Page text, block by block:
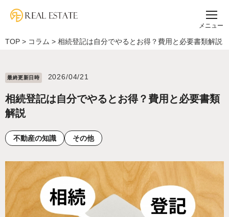
メニュー
TOP > コラム > 相続登記は自分でやるとお得？費用と必要書類解説
最終更新⽇時 2026/04/21
相続登記は自分でやるとお得？費用と必要書類
解説
不動産の知識 その他